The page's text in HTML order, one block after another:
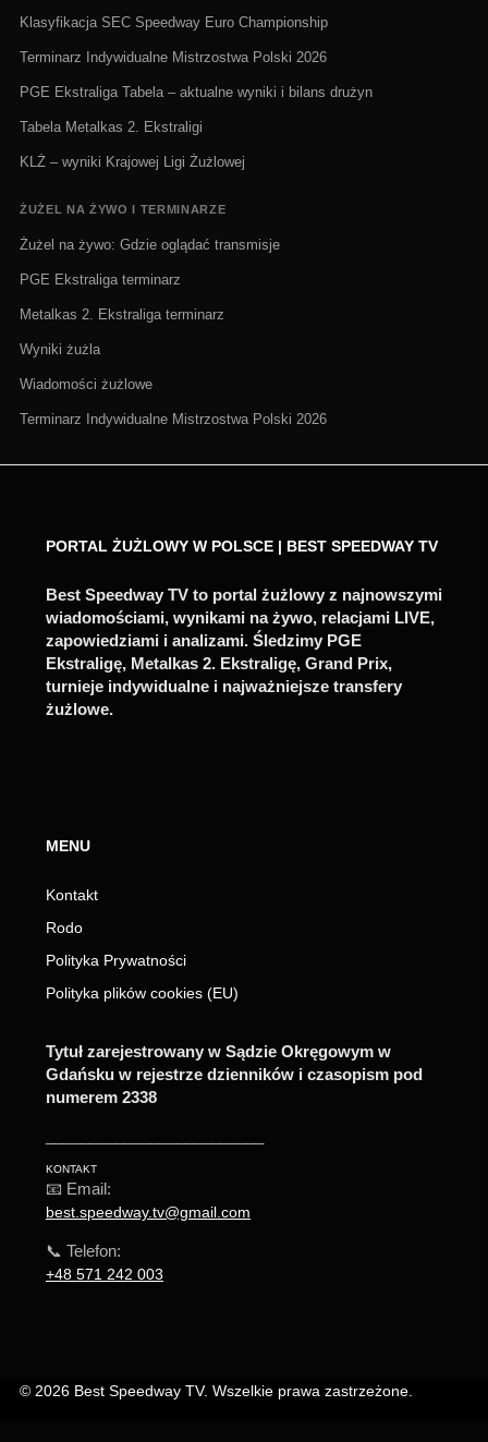
Klasyfikacja SEC Speedway Euro Championship
Terminarz Indywidualne Mistrzostwa Polski 2026
PGE Ekstraliga Tabela – aktualne wyniki i bilans drużyn
Tabela Metalkas 2. Ekstraligi
KLŻ – wyniki Krajowej Ligi Żużlowej
ŻUŻEL NA ŻYWO I TERMINARZE
Żużel na żywo: Gdzie oglądać transmisje
PGE Ekstraliga terminarz
Metalkas 2. Ekstraliga terminarz
Wyniki żużla
Wiadomości żużlowe
Terminarz Indywidualne Mistrzostwa Polski 2026
PORTAL ŻUŻLOWY W POLSCE | BEST SPEEDWAY TV
Best Speedway TV to portal żużlowy z najnowszymi
wiadomościami, wynikami na żywo, relacjami LIVE,
zapowiedziami i analizami. Śledzimy PGE
Ekstraligę, Metalkas 2. Ekstraligę, Grand Prix,
turnieje indywidualne i najważniejsze transfery
żużlowe.
MENU
Kontakt
Rodo
Polityka Prywatności
Polityka plików cookies (EU)
Tytuł zarejestrowany w Sądzie Okręgowym w
Gdańsku w rejestrze dzienników i czasopism pod
numerem 2338
KONTAKT
📧 Email:
best.speedway.tv@gmail.com
📞 Telefon:
+48 571 242 003
© 2026 Best Speedway TV. Wszelkie prawa zastrzeżone.